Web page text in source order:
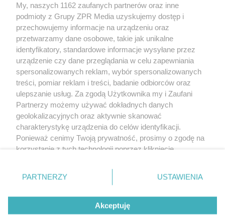
Żaden utwór zamieszczony w serwisie nie może być powielany i
rozpowszechniany lub dalej rozpowszechniany w jakikolwiek sposób (w
tym także elektroniczny lub mechaniczny) na jakimkolwiek polu
eksploatacji w jakiejkolwiek formie, włącznie z umieszczaniem w Internecie
bez pisemnej zgody właściciela praw. Jakiekolwiek użycie lub
wykorzystanie utworów w całości lub w części z naruszeniem prawa, tzn.
bez właściwej zgody, jest zabronione pod groźbą kary i może być ścigane
prawnie.
O nas
My, naszych 1162 zaufanych partnerów oraz inne
podmioty z Grupy ZPR Media uzyskujemy dostęp i
przechowujemy informacje na urządzeniu oraz
przetwarzamy dane osobowe, takie jak unikalne
identyfikatory, standardowe informacje wysyłane przez
urządzenie czy dane przeglądania w celu zapewniania
spersonalizowanych reklam, wybór spersonalizowanych
treści, pomiar reklam i treści, badanie odbiorców oraz
ulepszanie usług. Za zgodą Użytkownika my i Zaufani
Partnerzy możemy używać dokładnych danych
geolokalizacyjnych oraz aktywnie skanować
charakterystykę urządzenia do celów identyfikacji.
Ponieważ cenimy Twoją prywatność, prosimy o zgodę na
korzystanie z tych technologii poprzez kliknięcie
zmienić/wycofać klikając przycisk ustawień prywatności
znajdujący się w lewym dolnym rogu strony
rodzaje przetwarzania danych nie wymagają zgody
użytkownika, ale masz prawo sprzeciwić się takiemu
PARTNERZY USTAWIENIA
Akceptuję